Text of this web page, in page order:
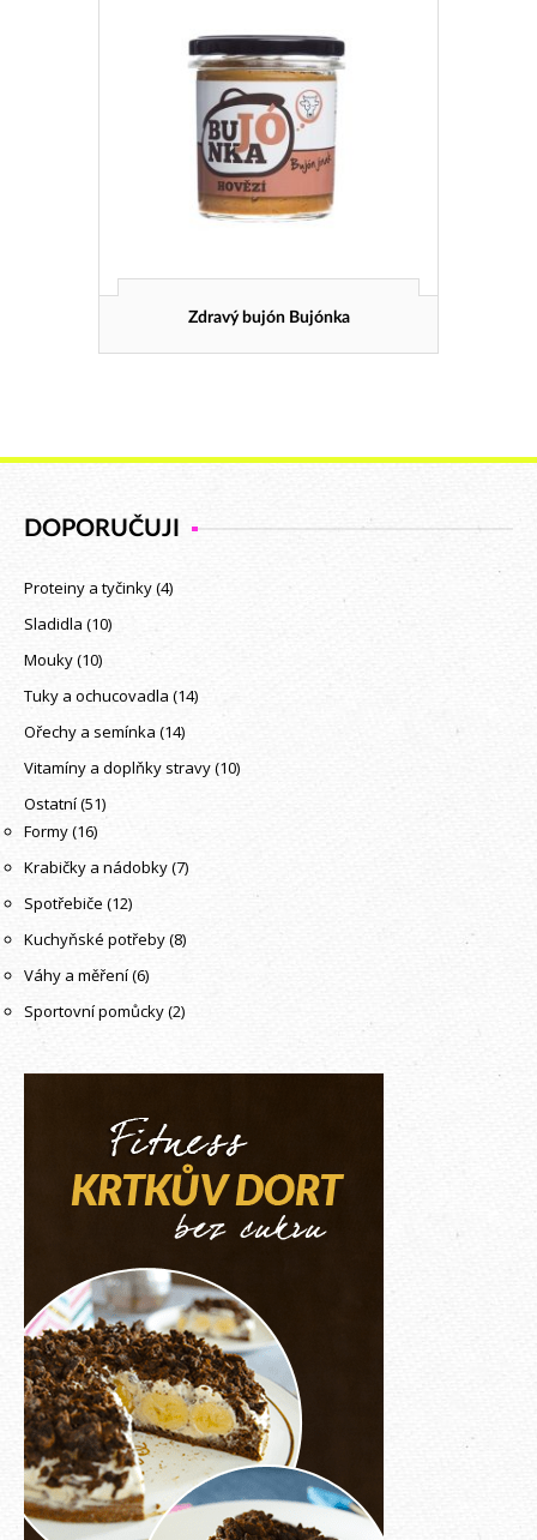
Zdravý bujón Bujónka
DOPORUČUJI
Proteiny a tyčinky(4)
Sladidla (10)
Mouky(10)
Tuky a ochucovadla (14)
Ořechy a semínka (14)
Vitamíny a doplňky stravy(10)
Ostatní(51)
Formy(16)
Krabičky a nádobky(7)
Spotřebiče (12)
Kuchyňské potřeby(8)
Váhy a měření(6)
Sportovní pomůcky(2)